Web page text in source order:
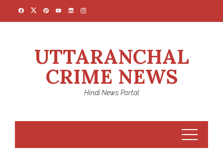
UTTARANCHAL
CRIME NEWS
Hindi News Portal